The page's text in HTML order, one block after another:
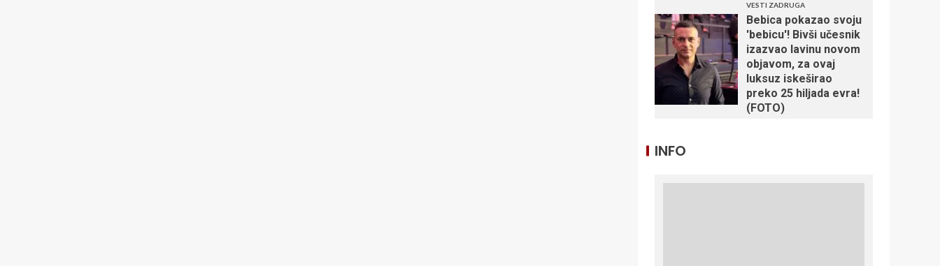
VESTI ZADRUGA
Bebica pokazao svoju
'bebicu'! Bivši učesnik
izazvao lavinu novom
objavom, za ovaj
luksuz iskeširao
preko 25 hiljada evra!
(FOTO)
INFO